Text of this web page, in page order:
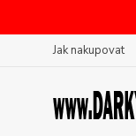
Jak nakupovat